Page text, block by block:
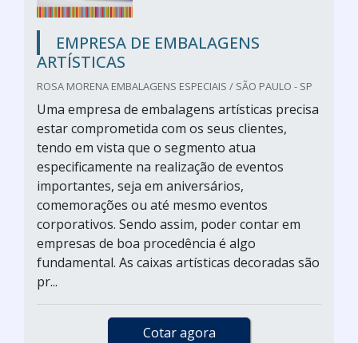
EMPRESA DE EMBALAGENS
ARTÍSTICAS
ROSA MORENA EMBALAGENS ESPECIAIS / SÃO PAULO - SP
Uma empresa de embalagens artísticas precisa
estar comprometida com os seus clientes,
tendo em vista que o segmento atua
especificamente na realização de eventos
importantes, seja em aniversários,
comemorações ou até mesmo eventos
corporativos. Sendo assim, poder contar em
empresas de boa procedência é algo
fundamental. As caixas artísticas decoradas são
pr...
Cotar agora